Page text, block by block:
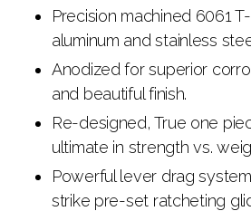
Precision machined 6061
aluminum and stainless
Anodized for superior
and beautiful finish.
Re-designed, True one
ultimate in strength vs.
Powerful lever drag
strike pre-set ratcheting